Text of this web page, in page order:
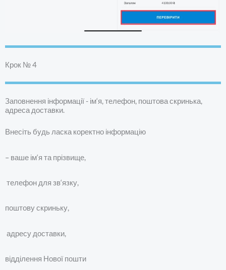
Крок № 4
Заповнення інформації - ім‘я, телефон, поштова скринька,
адреса доставки.
Внесіть будь ласка коректно інформацію
– ваше ім‘я та прізвище,
телефон для зв‘язку,
поштову скриньку,
адресу доставки,
відділення Нової пошти